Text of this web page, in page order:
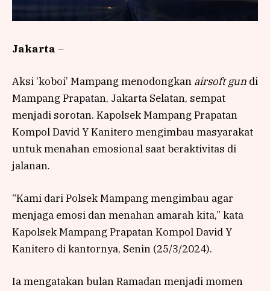
Jakarta –
Aksi ‘koboi’ Mampang menodongkan airsoft gun di
Mampang Prapatan, Jakarta Selatan, sempat
menjadi sorotan. Kapolsek Mampang Prapatan
Kompol David Y Kanitero mengimbau masyarakat
untuk menahan emosional saat beraktivitas di
jalanan.
“Kami dari Polsek Mampang mengimbau agar
menjaga emosi dan menahan amarah kita,” kata
Kapolsek Mampang Prapatan Kompol David Y
Kanitero di kantornya, Senin (25/3/2024).
Ia mengatakan bulan Ramadan menjadi momen